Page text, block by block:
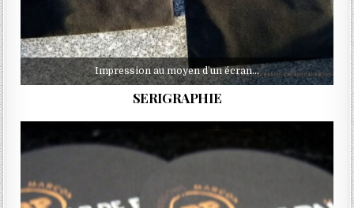
Impression au moyen d’un écran…
SERIGRAPHIE